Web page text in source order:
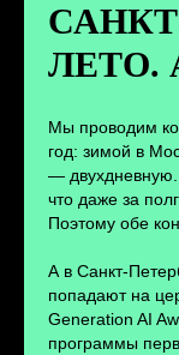
ЛЕТО.
Мы проводим
год: зимой в
— двухдневную.
что даже за
Поэтому обе
А в Санкт-
попадают на
Generation AI
программы